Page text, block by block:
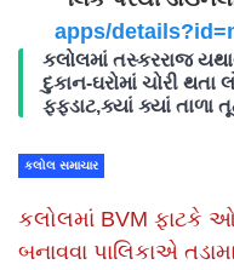
apps/
કલોલમાં તસ્કરરાજ
દુકાન-ઘરોમાં ચોરી થતા
ફફડાટ,ક્યાં ક્યાં તાળા
કલોલ સમાચાર
કલોલમાં BVM ફાટકે
બનાવવા પાલિકાએ